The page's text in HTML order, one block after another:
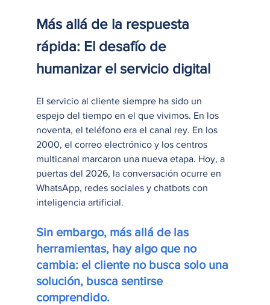
Más allá de la respuesta
rápida: El desafío de
humanizar el servicio digital
El servicio al cliente siempre ha sido un
espejo del tiempo en el que vivimos. En los
noventa, el teléfono era el canal rey. En los
2000, el correo electrónico y los centros
multicanal marcaron una nueva etapa. Hoy, a
puertas del 2026, la conversación ocurre en
WhatsApp, redes sociales y chatbots con
inteligencia artificial.
Sin embargo, más allá de las
herramientas, hay algo que no
cambia: el cliente no busca solo una
solución, busca sentirse
comprendido.